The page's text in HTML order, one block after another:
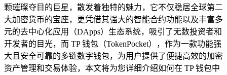
颗璀璨夺目的巨星，散发着独特的魅力，它不仅稳居全球第二
大加密货币的宝座，更凭借其强大的智能合约功能以及丰富多
元的去中心化应用（DApps）生态系统，吸引了无数投资者和
开发者的目光，而 TP 钱包（TokenPocket），作为一款功能强
大且安全可靠的多链数字钱包，为用户提供了便捷高效的加密
资产管理和交易体验，本文将为您详细介绍如何在 TP 钱包中